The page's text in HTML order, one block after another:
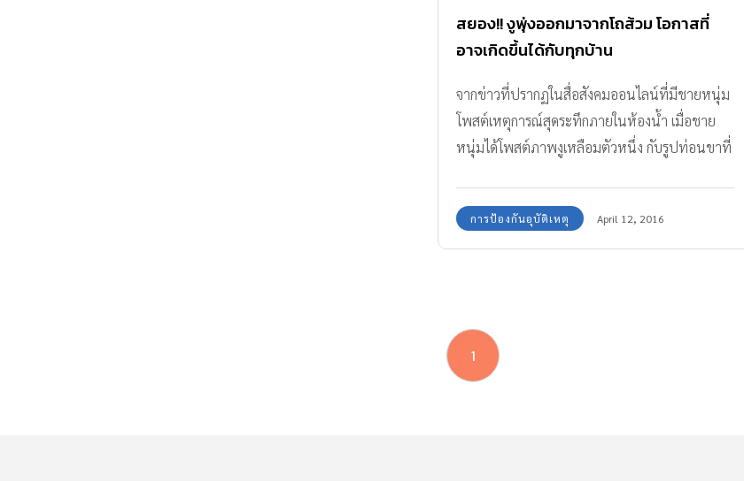
สยอง!! งูพุ่งออกมาจากโถส้วม โอกาสที่
อาจเกิดขึ้นได้กับทุกบ้าน
จากข่าวที่ปรากฏในสื่อสังคมออนไลน์ที่มีชายหนุ่ม
โพสต์เหตุการณ์สุดระทึกภายในห้องน้ำ เมื่อชาย
หนุ่มได้โพสต์ภาพงูเหลือมตัวหนึ่ง กับรูปท่อนขาที่
ฉกกัดบริเวณท่อนขาจนเลือดไหล ทำไมงูถึงโผล่ขึ้น
มาจากส้วม? 1.ตามกลิ่นเหยื่อเข้ามา เช่น กบ เขียด
หรือหาความอบอุ่น 3.หลงทางตาทมเส้นทาง
บังคับ เช่น เมื่อเห็นท่อระบายน้ำเป็นโพรง อุโมงค์
พอดีตัว จึงเลื้อยเข้ามาในห้องน้ำ 4.หาสถานที่ทำ
การป้องกันอุบัติเหตุ April 12, 2016
1